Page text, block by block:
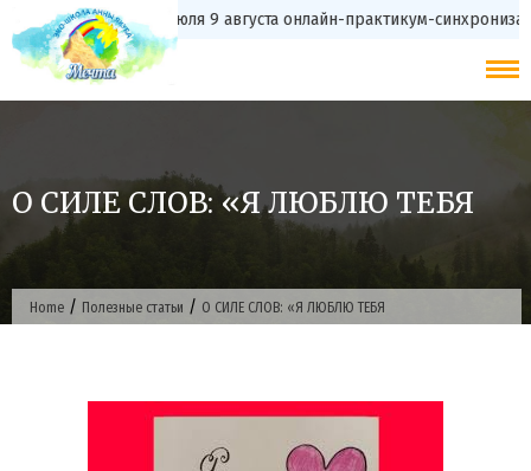
to
content
с 20 июля 9 августа онлайн-практикум-
О CИЛЕ СЛOB: «Я ЛЮБЛЮ ТЕБЯ
Home / Полезные статьи / О CИЛЕ СЛOB: «Я ЛЮБЛЮ ТЕБЯ